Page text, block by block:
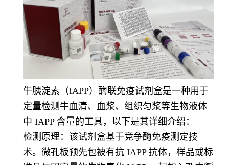
牛胰淀素（IAPP）酶联免疫试剂盒是一种用于
定量检测牛血清、血浆、组织匀浆等生物液体
中 IAPP 含量的工具，以下是其详细介绍：
检测原理：该试剂盒基于竞争酶免疫测定技
术。微孔板预先包被有抗 IAPP 抗体，样品或标